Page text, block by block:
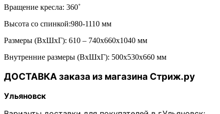
Вращение кресла: 360˚
Высота со спинкой:980-1110 мм
Размеры (ВхШxГ): 610 – 740x660x1040 мм
Внутренние размеры (ВхШхГ): 500х530х660 мм
ДОСТАВКА заказа из магазина Стриж.ру
Ульяновск